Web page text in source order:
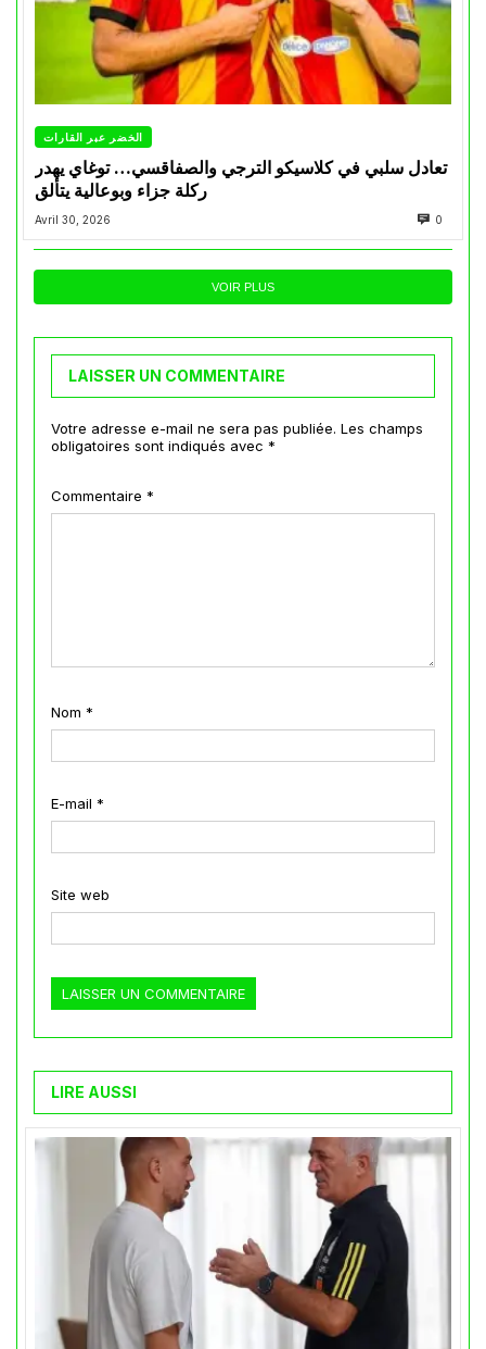
الخضر عبر القارات
تعادل سلبي في كلاسيكو الترجي والصفاقسي… توغاي يهدر
ركلة جزاء وبوعالية يتألق
Avril 30, 2026 0
VOIR PLUS
LAISSER UN COMMENTAIRE
Votre adresse e-mail ne sera pas publiée. Les champs
obligatoires sont indiqués avec *
Commentaire *
Nom *
E-mail *
Site web
LIRE AUSSI